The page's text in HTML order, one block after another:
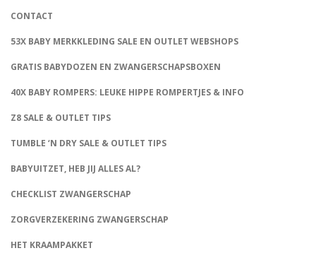
CONTACT
53X BABY MERKKLEDING SALE EN OUTLET WEBSHOPS
GRATIS BABYDOZEN EN ZWANGERSCHAPSBOXEN
40X BABY ROMPERS: LEUKE HIPPE ROMPERTJES & INFO
Z8 SALE & OUTLET TIPS
TUMBLE ‘N DRY SALE & OUTLET TIPS
BABYUITZET, HEB JIJ ALLES AL?
CHECKLIST ZWANGERSCHAP
ZORGVERZEKERING ZWANGERSCHAP
HET KRAAMPAKKET